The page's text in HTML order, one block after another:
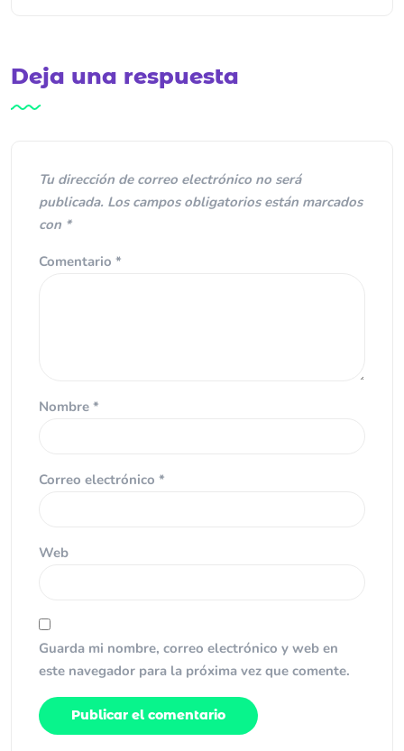
Deja una respuesta
Tu dirección de correo electrónico no será
publicada. Los campos obligatorios están marcados
con *
Comentario *
Nombre *
Correo electrónico *
Web
Guarda mi nombre, correo electrónico y web en
este navegador para la próxima vez que comente.